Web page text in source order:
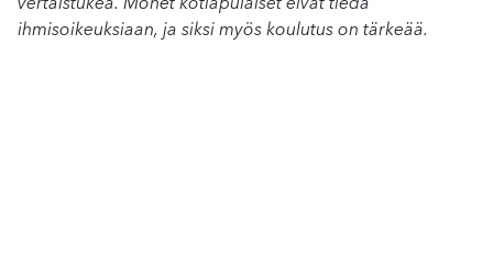
vertaistukea. Monet kotiapulaiset eivät tiedä
ihmisoikeuksiaan, ja siksi myös koulutus on tärkeää.